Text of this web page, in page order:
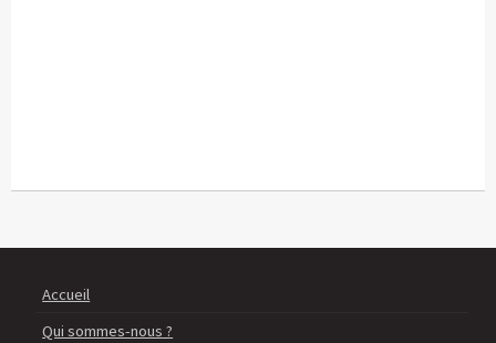
Accueil
Qui sommes-nous ?